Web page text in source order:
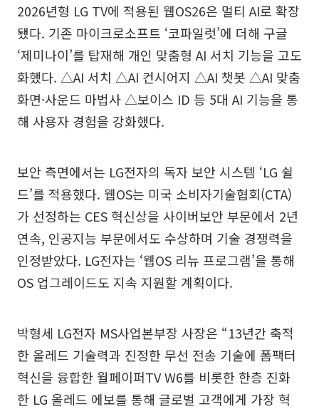
2026년형 LG TV에 적용된 웹OS26은 멀티 AI로 확장
됐다. 기존 마이크로소프트 ‘코파일럿’에 더해 구글
‘제미나이’를 탑재해 개인 맞춤형 AI 서치 기능을 고도
화했다. △AI 서치 △AI 컨시어지 △AI 챗봇 △AI 맞춤
화면·사운드 마법사 △보이스 ID 등 5대 AI 기능을 통
해 사용자 경험을 강화했다.
보안 측면에서는 LG전자의 독자 보안 시스템 ‘LG 쉴
드’를 적용했다. 웹OS는 미국 소비자기술협회(CTA)
가 선정하는 CES 혁신상을 사이버보안 부문에서 2년
연속, 인공지능 부문에서도 수상하며 기술 경쟁력을
인정받았다. LG전자는 ‘웹OS 리뉴 프로그램’을 통해
OS 업그레이드도 지속 지원할 계획이다.
박형세 LG전자 MS사업본부장 사장은 “13년간 축적
한 올레드 기술력과 진정한 무선 전송 기술에 폼팩터
혁신을 융합한 월페이퍼TV W6를 비롯한 한층 진화
한 LG 올레드 에보를 통해 글로벌 고객에게 가장 혁